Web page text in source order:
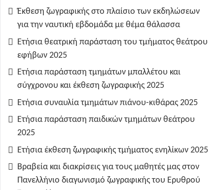
Έκθεση ζωγραφικής στο πλαίσιο των εκδηλώσεων
για την ναυτική εβδομάδα με θέμα θάλασσα
Ετήσια θεατρική παράσταση του τμήματος θεάτρου
εφήβων 2025
Ετήσια παράσταση τμημάτων μπαλλέτου και
σύγχρονου και έκθεση ζωγραφικής 2025
Ετήσια συναυλία τμημάτων πιάνου-κιθάρας 2025
Ετήσια παράσταση παιδικών τμημάτων θεάτρου
2025
Ετήσια έκθεση ζωγραφικής τμήματος ενηλίκων 2025
Βραβεία και διακρίσεις για τους μαθητές μας στον
Πανελλήνιο διαγωνισμό ζωγραφικής του Ερυθρού